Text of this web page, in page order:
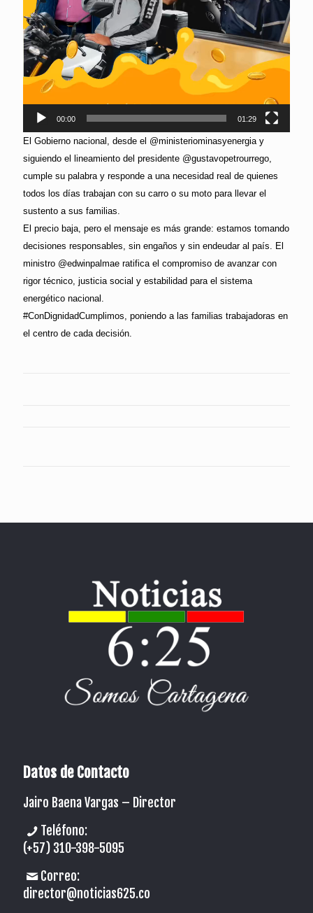
00:00 01:29
El Gobierno nacional, desde el @ministeriominasyenergia y
siguiendo el lineamiento del presidente @gustavopetrourrego,
cumple su palabra y responde a una necesidad real de quienes
todos los días trabajan con su carro o su moto para llevar el
sustento a sus familias.
El precio baja, pero el mensaje es más grande: estamos tomando
decisiones responsables, sin engaños y sin endeudar al país. El
ministro @edwinpalmae ratifica el compromiso de avanzar con
rigor técnico, justicia social y estabilidad para el sistema
energético nacional.
#ConDignidadCumplimos, poniendo a las familias trabajadoras en
el centro de cada decisión.
Datos de Contacto
Jairo Baena Vargas – Director
Teléfono:
(+57) 310-398-5095
Correo:
director@noticias625.co